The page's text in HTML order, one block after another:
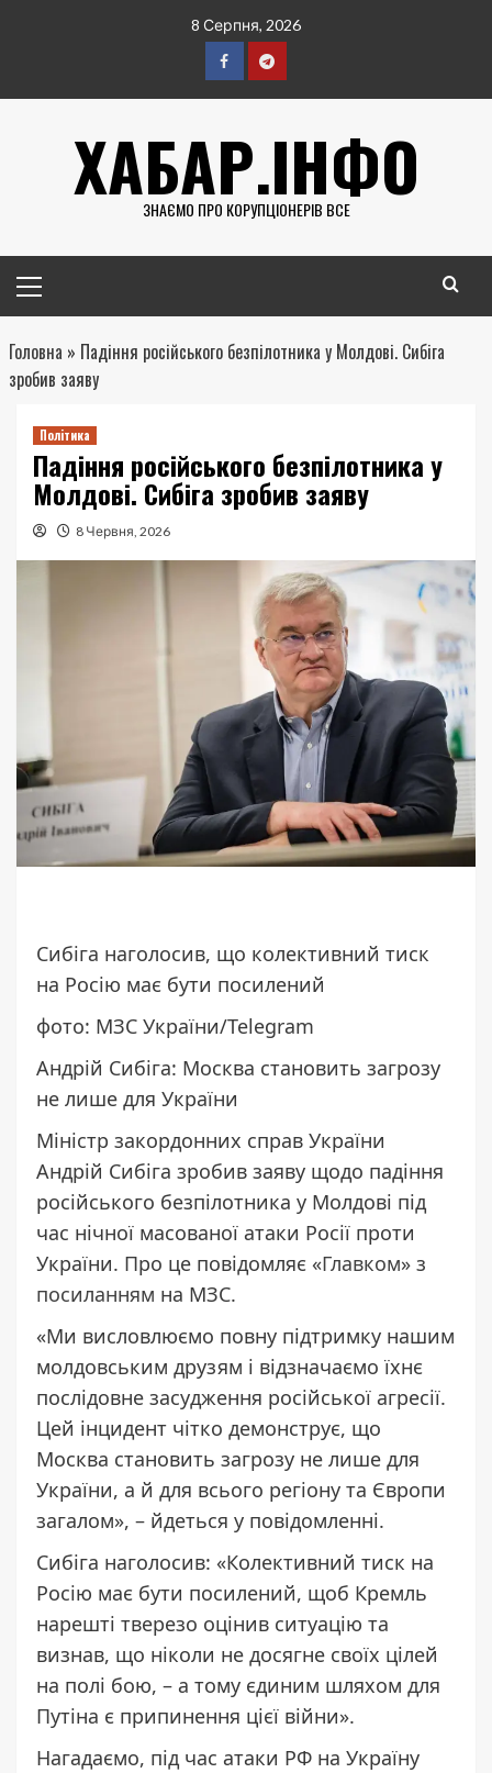
8 Серпня, 2026
FacebookTelegram
ХАБАР.ІНФО
ЗНАЄМО ПРО КОРУПЦІОНЕРІВ ВСЕ
меню
Головна » Падіння російського безпілотника у Молдові. Сибіга
зробив заяву
Політика
Падіння російського безпілотника у
Молдові. Сибіга зробив заяву
8 Червня, 2026
Сибіга наголосив, що колективний тиск
на Росію має бути посилений
фото: МЗС України/Telegram
Андрій Сибіга: Москва становить загрозу
не лише для України
Міністр закордонних справ України
Андрій Сибіга зробив заяву щодо падіння
російського безпілотника у Молдові під
час нічної масованої атаки Росії проти
України. Про це повідомляє «Главком» з
посиланням на МЗС.
«Ми висловлюємо повну підтримку нашим
молдовським друзям і відзначаємо їхнє
послідовне засудження російської агресії.
Цей інцидент чітко демонструє, що
Москва становить загрозу не лише для
України, а й для всього регіону та Європи
загалом», – йдеться у повідомленні.
Сибіга наголосив: «Колективний тиск на
Росію має бути посилений, щоб Кремль
нарешті тверезо оцінив ситуацію та
визнав, що ніколи не досягне своїх цілей
на полі бою, – а тому єдиним шляхом для
Путіна є припинення цієї війни».
Нагадаємо, під час атаки РФ на Україну